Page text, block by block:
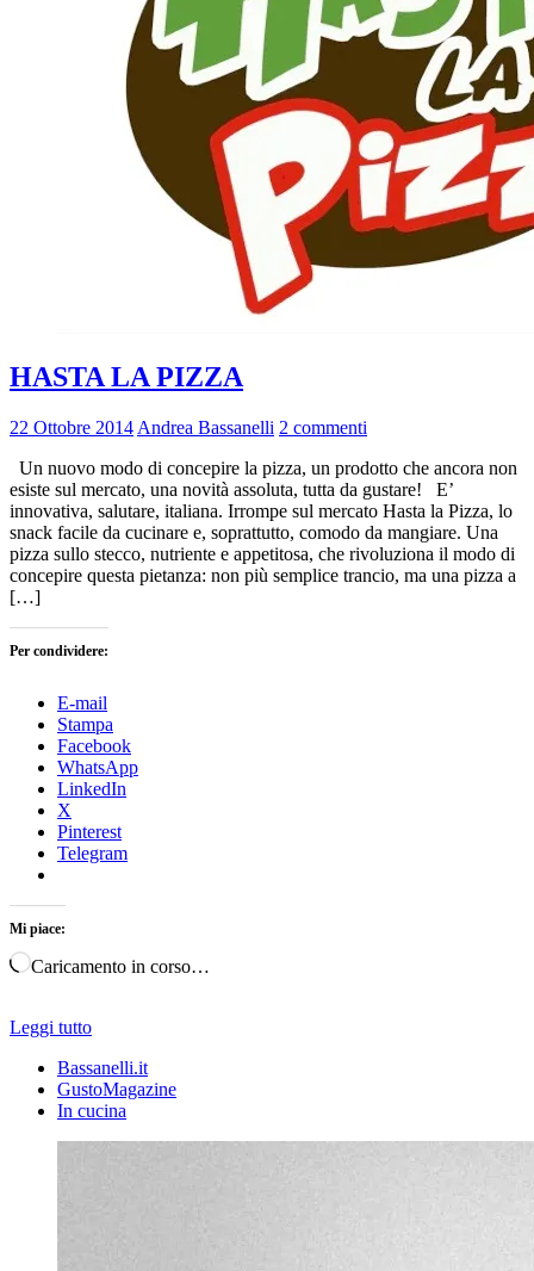
HASTA LA PIZZA
22 Ottobre 2014 Andrea Bassanelli 2 commenti
Un nuovo modo di concepire la pizza, un prodotto che ancora non
esiste sul mercato, una novità assoluta, tutta da gustare! E’
innovativa, salutare, italiana. Irrompe sul mercato Hasta la Pizza, lo
snack facile da cucinare e, soprattutto, comodo da mangiare. Una
pizza sullo stecco, nutriente e appetitosa, che rivoluziona il modo di
concepire questa pietanza: non più semplice trancio, ma una pizza a
[…]
Per condividere:
E-mail
Stampa
Facebook
WhatsApp
LinkedIn
X
Pinterest
Telegram
Mi piace:
Caricamento in corso…
Leggi tutto
Bassanelli.it
GustoMagazine
In cucina